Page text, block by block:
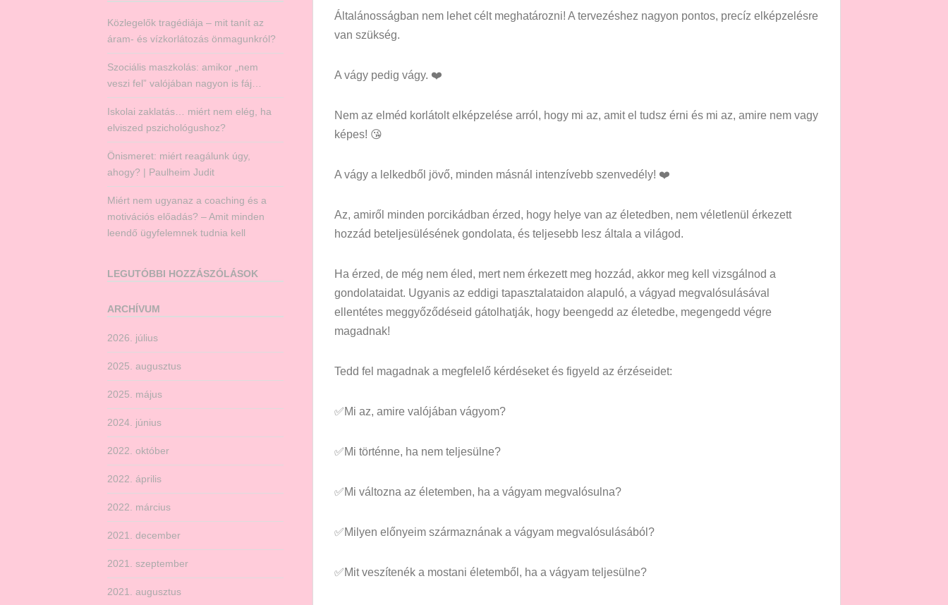
Általánosságban nem lehet célt meghatározni! A tervezéshez nagyon pontos, precíz elképzelésre
van szükség.
A vágy pedig vágy. ❤️
Nem az elméd korlátolt elképzelése arról, hogy mi az, amit el tudsz érni és mi az, amire nem vagy
képes! 😘
A vágy a lelkedből jövő, minden másnál intenzívebb szenvedély! ❤️
Az, amiről minden porcikádban érzed, hogy helye van az életedben, nem véletlenül érkezett
hozzád beteljesülésének gondolata, és teljesebb lesz általa a világod.
Ha érzed, de még nem éled, mert nem érkezett meg hozzád, akkor meg kell vizsgálnod a
gondolataidat. Ugyanis az eddigi tapasztalataidon alapuló, a vágyad megvalósulásával
ellentétes meggyőződéseid gátolhatják, hogy beengedd az életedbe, megengedd végre
magadnak!
Tedd fel magadnak a megfelelő kérdéseket és figyeld az érzéseidet:
✅Mi az, amire valójában vágyom?
✅Mi történne, ha nem teljesülne?
✅Mi változna az életemben, ha a vágyam megvalósulna?
✅Milyen előnyeim származnának a vágyam megvalósulásából?
✅Mit veszítenék a mostani életemből, ha a vágyam teljesülne?
Közlegelők tragédiája – mit tanít az
áram- és vízkorlátozás önmagunkról?
Szociális maszkolás: amikor „nem
veszi fel” valójában nagyon is fáj…
Iskolai zaklatás… miért nem elég, ha
elviszed pszichológushoz?
Önismeret: miért reagálunk úgy,
ahogy? | Paulheim Judit
Miért nem ugyanaz a coaching és a
motivációs előadás? – Amit minden
leendő ügyfelemnek tudnia kell
LEGUTÓBBI HOZZÁSZÓLÁSOK
ARCHÍVUM
2026. július
2025. augusztus
2025. május
2024. június
2022. október
2022. április
2022. március
2021. december
2021. szeptember
2021. augusztus